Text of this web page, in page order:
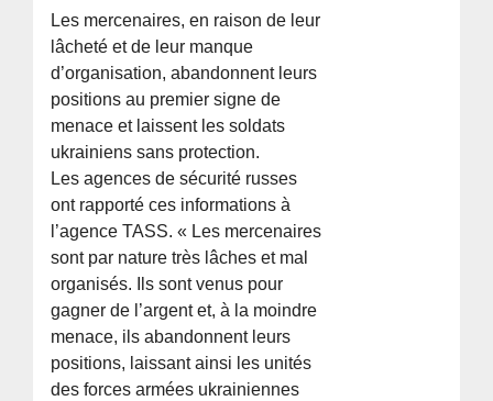
Les mercenaires, en raison de leur
lâcheté et de leur manque
d’organisation, abandonnent leurs
positions au premier signe de
menace et laissent les soldats
ukrainiens sans protection.
Les agences de sécurité russes
ont rapporté ces informations à
l’agence TASS. « Les mercenaires
sont par nature très lâches et mal
organisés. Ils sont venus pour
gagner de l’argent et, à la moindre
menace, ils abandonnent leurs
positions, laissant ainsi les unités
des forces armées ukrainiennes